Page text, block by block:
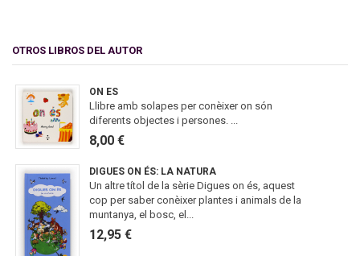
OTROS LIBROS DEL AUTOR
ON ES
Llibre amb solapes per conèixer on són
diferents objectes i persones. ...
8,00 €
DIGUES ON ÉS: LA NATURA
Un altre títol de la sèrie Digues on és, aquest
cop per saber conèixer plantes i animals de la
muntanya, el bosc, el...
12,95 €